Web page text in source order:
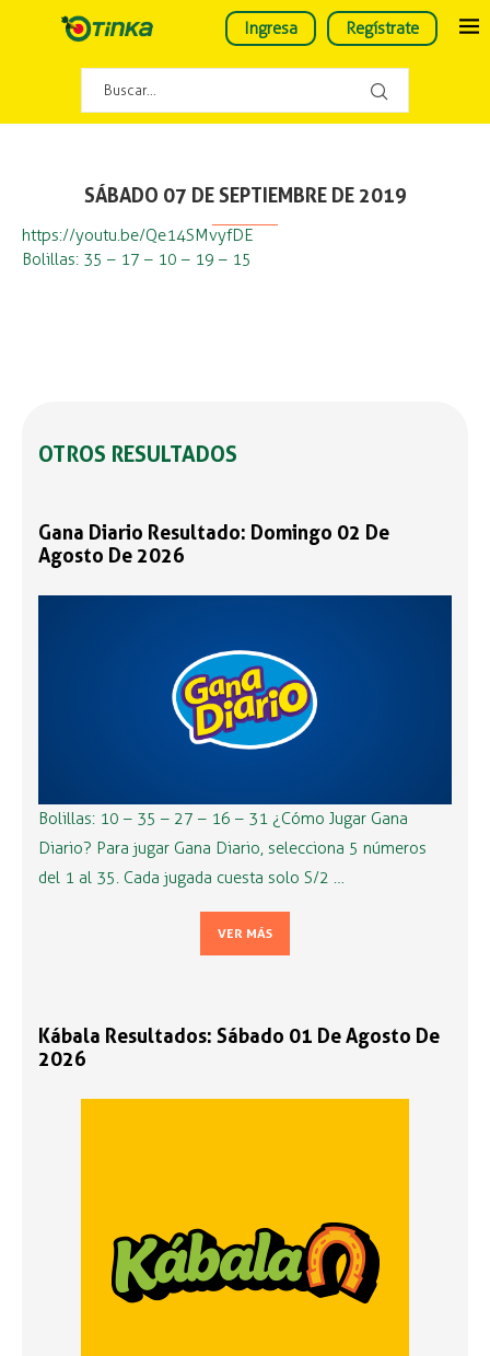
Ingresa Regístrate
SÁBADO 07 DE SEPTIEMBRE DE 2019
https://youtu.be/Qe14SMvyfDE
Bolillas: 35 – 17 – 10 – 19 – 15
OTROS RESULTADOS
Gana Diario Resultado: Domingo 02 De
Agosto De 2026
Bolillas: 10 – 35 – 27 – 16 – 31 ¿Cómo Jugar Gana
Diario? Para jugar Gana Diario, selecciona 5 números
del 1 al 35. Cada jugada cuesta solo S/2 …
VER MÁS
Kábala Resultados: Sábado 01 De Agosto De
2026